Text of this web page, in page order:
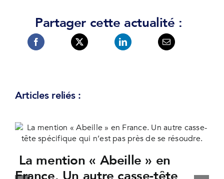
Partager cette actualité :
Articles reliés :
La mention « Abeille » en